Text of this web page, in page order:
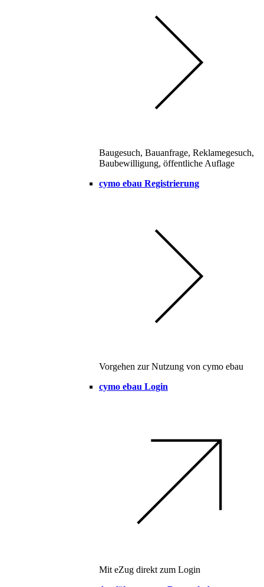
Baugesuch, Bauanfrage, Reklamegesuch,
Baubewilligung, öffentliche Auflage
cymo ebau Registrierung
Vorgehen zur Nutzung von cymo ebau
cymo ebau Login
Mit eZug direkt zum Login